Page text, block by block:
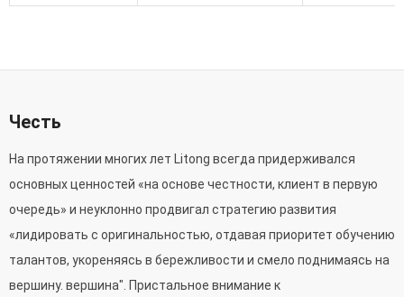
Честь
На протяжении многих лет Litong всегда придерживался
основных ценностей «на основе честности, клиент в первую
очередь» и неуклонно продвигал стратегию развития
«лидировать с оригинальностью, отдавая приоритет обучению
талантов, укореняясь в бережливости и смело поднимаясь на
вершину. вершина". Пристальное внимание к